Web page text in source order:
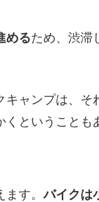
めるため、渋滞
ャンプは、そ
ということも
ます。バイクは